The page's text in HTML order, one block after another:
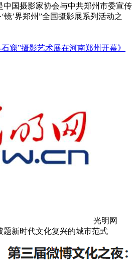
中国摄影家协会与中共郑州市委宣传
镜’界郑州”全国摄影展系列活动之
石窟”摄影艺术展在河南郑州开幕》
光明网
题新时代文化复兴的城市范式